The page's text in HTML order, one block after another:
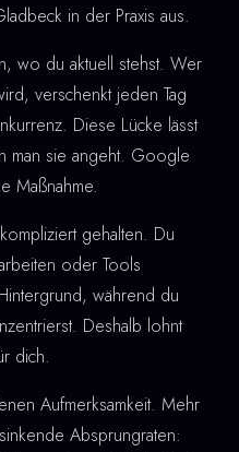
in der Praxis aus.
wo du aktuell stehst. Wer
verschenkt jeden Tag
Diese Lücke lässt
man sie angeht. Google
Maßnahme.
gehalten. Du
oder Tools
während du
Deshalb lohnt
dich.
Aufmerksamkeit. Mehr
Absprungraten: